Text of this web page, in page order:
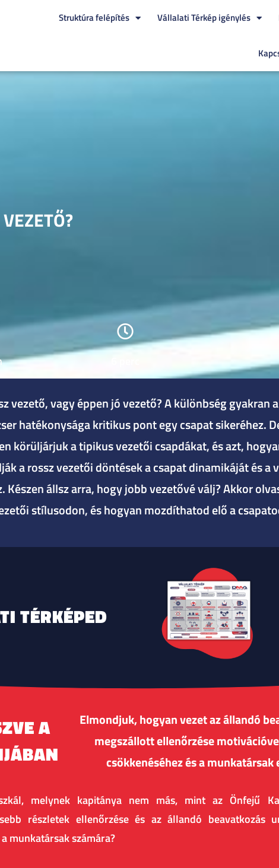
Struktúra felépítés Vállalati Térkép igénylés
vagy éppen jó vezető? A különbség gyakran
hatékonysága kritikus pont egy csapat sikeréhez.
körüljárjuk a tipikus vezetői csapdákat, és azt,
a rossz vezetői döntések a csapat dinamikáját és
állsz arra, hogy jobb vezetővé válj? Akkor
stílusodon, és hogyan mozdíthatod elő a
TÉRKÉPED
A
Elmondjuk, hogyan vezet az állandó
megszállott ellenőrzése
csökkenéséhez és a munkatársak
melynek kapitánya nem más, mint az Önfejű
részletek ellenőrzése és az állandó beavatkozás
munkatársak számára?